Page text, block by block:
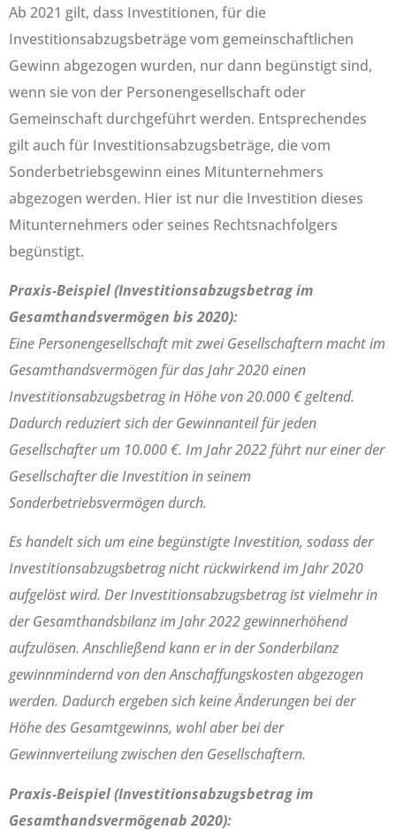
Ab 2021 gilt, dass Investitionen, für die
Investitionsabzugsbeträge vom gemeinschaftlichen
Gewinn abgezogen wurden, nur dann begünstigt sind,
wenn sie von der Personengesellschaft oder
Gemeinschaft durchgeführt werden. Entsprechendes
gilt auch für Investitionsabzugsbeträge, die vom
Sonderbetriebsgewinn eines Mitunternehmers
abgezogen werden. Hier ist nur die Investition dieses
Mitunternehmers oder seines Rechtsnachfolgers
begünstigt.
Praxis-Beispiel (Investitionsabzugsbetrag im
Gesamthandsvermögen bis 2020):
Eine Personengesellschaft mit zwei Gesellschaftern macht im
Gesamthandsvermögen für das Jahr 2020 einen
Investitionsabzugsbetrag in Höhe von 20.000 € geltend.
Dadurch reduziert sich der Gewinnanteil für jeden
Gesellschafter um 10.000 €. Im Jahr 2022 führt nur einer der
Gesellschafter die Investition in seinem
Sonderbetriebsvermögen durch.
Es handelt sich um eine begünstigte Investition, sodass der
Investitionsabzugsbetrag nicht rückwirkend im Jahr 2020
aufgelöst wird. Der Investitionsabzugsbetrag ist vielmehr in
der Gesamthandsbilanz im Jahr 2022 gewinnerhöhend
aufzulösen. Anschließend kann er in der Sonderbilanz
gewinnmindernd von den Anschaffungskosten abgezogen
werden. Dadurch ergeben sich keine Änderungen bei der
Höhe des Gesamtgewinns, wohl aber bei der
Gewinnverteilung zwischen den Gesellschaftern.
Praxis-Beispiel (Investitionsabzugsbetrag im
Gesamthandsvermögenab 2020):